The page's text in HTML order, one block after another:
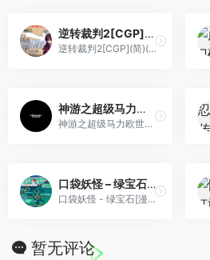
逆转裁判2[CGP](简)(JP)(77.39Mb)
逆转裁判2[CGP](简)(JP)(77.39Mb)
神游之超级马力欧世界[神游](简)(JP)(32Mb)
神游之超级马力欧世界[神游](简)(JP)(32Mb)
口袋妖怪 – 绿宝石[漫游&TGB&口袋群星SP](v20120719)(简)(JP)(128Mb)
口袋妖怪 - 绿宝石[漫游&TGB&口袋群星SP](v20120719)(简)(JP)(128Mb)
暂无评论